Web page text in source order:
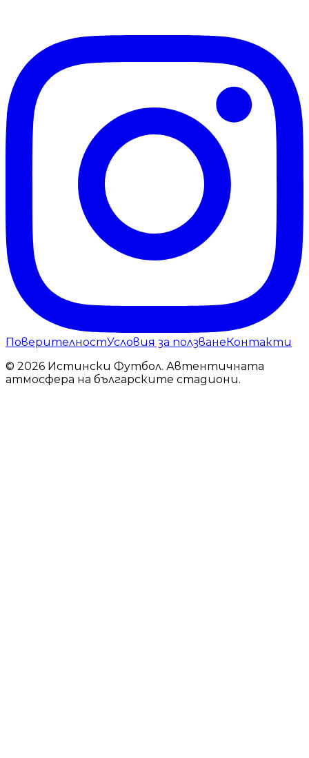
ПоверителностУсловия за ползванеКонтакти
© 2026 Истински Футбол. Автентичната
атмосфера на българските стадиони.